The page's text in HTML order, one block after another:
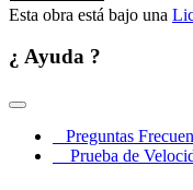
Seminario
Cambio
Esta obra está bajo una
¿ Ayuda ?
Preguntas
Prueba de